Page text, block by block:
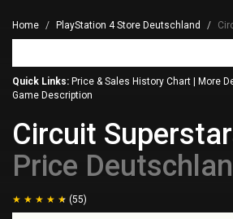
Home PlayStation 4 Store Deutschland
Quick Links: Price & Sales History Chart More
Game Description
Circuit
Price
(55)